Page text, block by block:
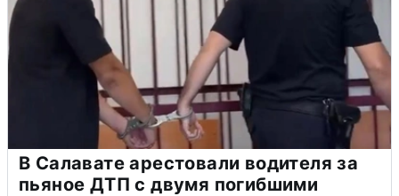
В Салавате арестовали водителя за
пьяное ДТП с двумя погибшими